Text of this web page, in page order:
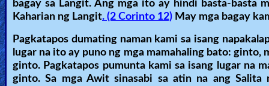
Jesus
Warfare
bagay sa Langit. Ang mga ito ay hindi basta-basta
Kaharian ng Langit. (2 Corinto 12) May mga bagay
Pagkatapos dumating naman kami sa isang
lugar na ito ay puno ng mga mamahaling bato: ginto,
ginto. Pagkatapos pumunta kami sa isang lugar na
ginto. Sa mga Awit sinasabi sa atin na ang